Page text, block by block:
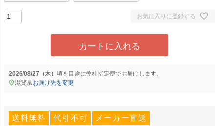
お気に入りに登録する
カートに入れる
2026/08/27（木） に弊社指定便でお届けします。
滋賀県 お届け先を変更
送料無料 代引不可 メーカー直送